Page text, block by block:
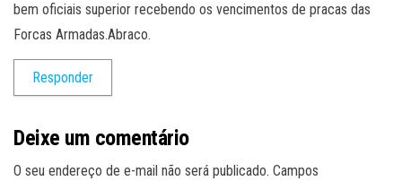
bem oficiais superior recebendo os vencimentos de pracas das
Forcas Armadas.Abraco.
Responder
Deixe um comentário
O seu endereço de e-mail não será publicado. Campos